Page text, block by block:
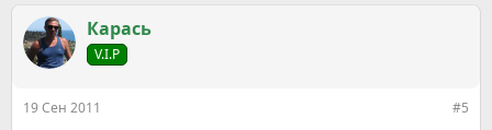
Карась
V.I.P
19 Сен 2011 #5